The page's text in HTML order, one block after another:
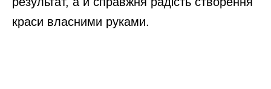
краси власними руками.